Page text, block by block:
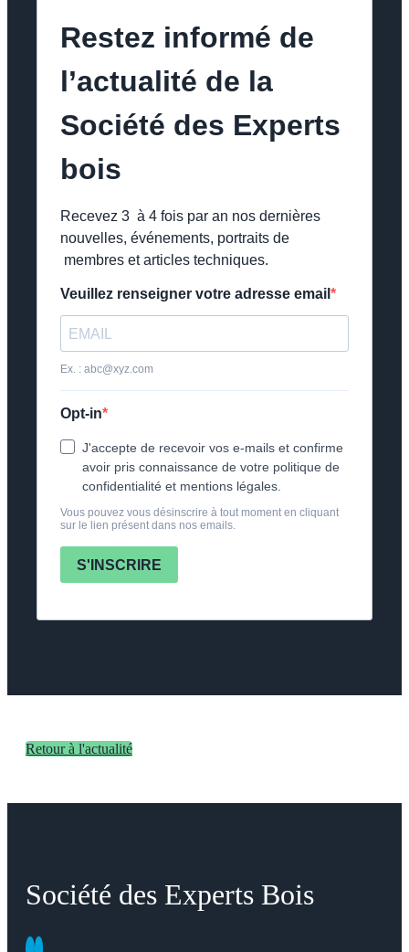
Restez informé de
l’actualité de la
Société des Experts
bois
Recevez 3 à 4 fois par an nos dernières
nouvelles, événements, portraits de
membres et articles techniques.
Veuillez renseigner votre adresse email
Ex. : abc@xyz.com
Opt-in
J'accepte de recevoir vos e-mails et confirme
avoir pris connaissance de votre politique de
confidentialité et mentions légales.
Vous pouvez vous désinscrire à tout moment en cliquant
sur le lien présent dans nos emails.
S'INSCRIRE
Retour à l'actualité
Société des Experts Bois